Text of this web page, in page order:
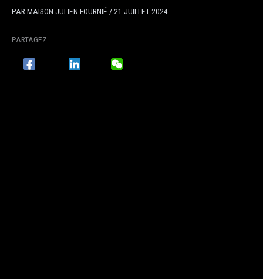
PAR MAISON JULIEN FOURNIÉ /21 JUILLET 2024
PARTAGEZ